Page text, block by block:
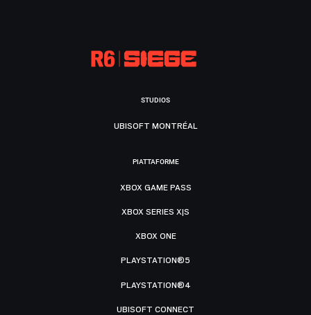
STUDIOS
UBISOFT MONTRÉAL
PIATTAFORME
XBOX GAME PASS
XBOX SERIES X|S
XBOX ONE
PLAYSTATION®5
PLAYSTATION®4
UBISOFT CONNECT